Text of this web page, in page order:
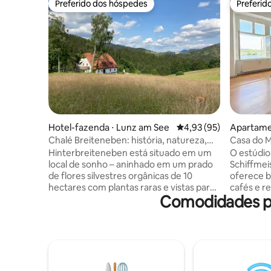
Preferido dos hóspedes
Preferido dos hóspedes
Hotel-fazenda ⋅ Lunz am See 4,93 de uma avaliação
4,93 (95)
Chalé Breiteneben: história, natureza,
lago e esqui
Hinterbreiteneben está situado em um
local de sonho – aninhado em um prado
de flores silvestres orgânicas de 10
hectares com plantas raras e vistas para
montanhas, vales e florestas. Antiga
fazenda e, às vezes, refúgio
pontos convidativos para se demorar. No
u
Casa do
O
oferece
cafés e
da
a pé.
Comodidades